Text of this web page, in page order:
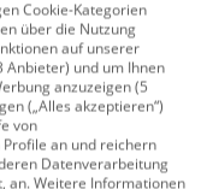
Wand- und
Verlegung an
der
Cookie-Kategorien
über die Nutzung
auf unserer
Anbieter) und um Ihnen
anzuzeigen (5
(„Alles akzeptieren“)
von
an und reichern
Datenverarbeitung
an. Weitere Informationen